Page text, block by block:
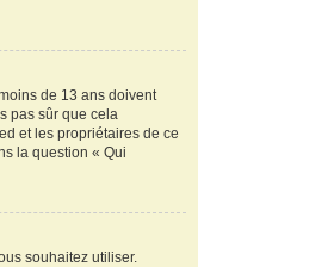
de 13 ans doivent
pas sûr que cela
et les propriétaires de ce
la question « Qui
souhaitez utiliser.